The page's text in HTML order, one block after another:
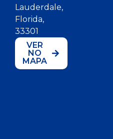
Lauderdale,
Florida,
33301
VER
NO
MAPA